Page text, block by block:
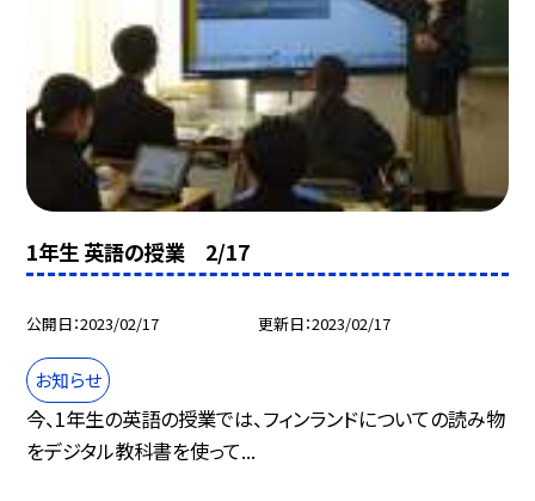
1年生 英語の授業 2/17
公開日 2023/02/17 更新日 2023/02/17
お知らせ
今、1年生の英語の授業では、フィンランドについての読み物
をデジタル教科書を使って...